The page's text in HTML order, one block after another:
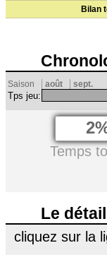
Bilan
Saison août sept.
Tps jeu:
Temps
Le
cliquez sur la